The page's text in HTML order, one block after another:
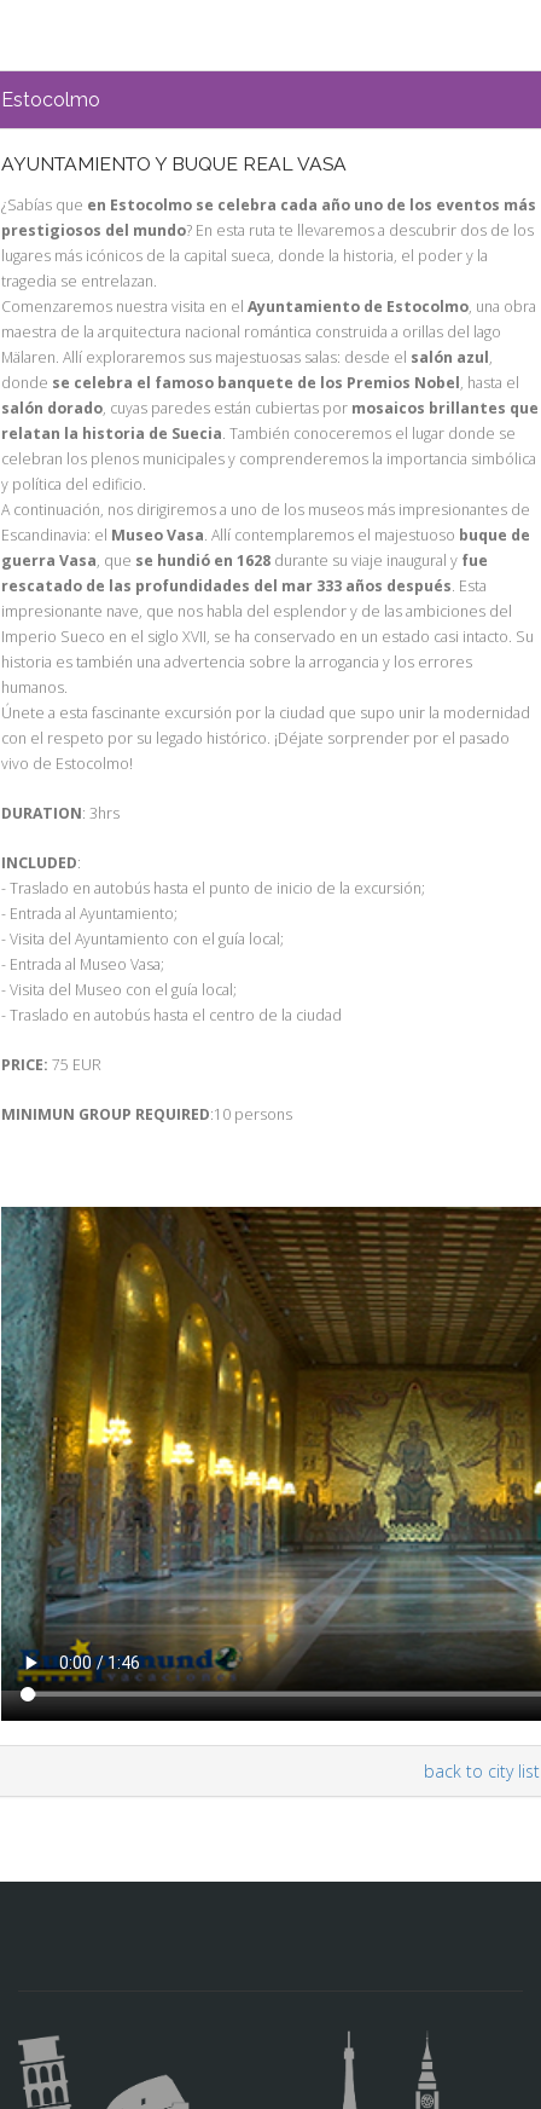
Estocolmo
AYUNTAMIENTO Y BUQUE REAL VASA
¿Sabías que en Estocolmo se celebra cada año uno de los eventos más
prestigiosos del mundo? En esta ruta te llevaremos a descubrir dos de los
lugares más icónicos de la capital sueca, donde la historia, el poder y la
tragedia se entrelazan.
Comenzaremos nuestra visita en el Ayuntamiento de Estocolmo, una obra
maestra de la arquitectura nacional romántica construida a orillas del lago
Mälaren. Allí exploraremos sus majestuosas salas: desde el salón azul,
donde se celebra el famoso banquete de los Premios Nobel, hasta el
salón dorado, cuyas paredes están cubiertas por mosaicos brillantes que
relatan la historia de Suecia. También conoceremos el lugar donde se
celebran los plenos municipales y comprenderemos la importancia simbólica
y política del edificio.
A continuación, nos dirigiremos a uno de los museos más impresionantes de
Escandinavia: el Museo Vasa. Allí contemplaremos el majestuoso buque de
guerra Vasa, que se hundió en 1628 durante su viaje inaugural y fue
rescatado de las profundidades del mar 333 años después. Esta
impresionante nave, que nos habla del esplendor y de las ambiciones del
Imperio Sueco en el siglo XVII, se ha conservado en un estado casi intacto. Su
historia es también una advertencia sobre la arrogancia y los errores
humanos.
Únete a esta fascinante excursión por la ciudad que supo unir la modernidad
con el respeto por su legado histórico. ¡Déjate sorprender por el pasado
vivo de Estocolmo!
DURATION: 3hrs
INCLUDED:
- Traslado en autobús hasta el punto de inicio de la excursión;
- Entrada al Ayuntamiento;
- Visita del Ayuntamiento con el guía local;
- Entrada al Museo Vasa;
- Visita del Museo con el guía local;
- Traslado en autobús hasta el centro de la ciudad
PRICE: 75 EUR
MINIMUN GROUP REQUIRED:10 persons
back to city list